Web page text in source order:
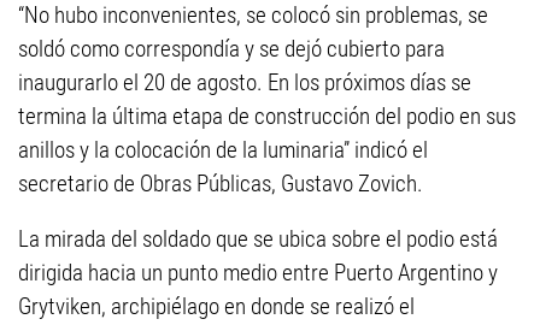
“No hubo inconvenientes, se colocó sin problemas, se
soldó como correspondía y se dejó cubierto para
inaugurarlo el 20 de agosto. En los próximos días se
termina la última etapa de construcción del podio en sus
anillos y la colocación de la luminaria” indicó el
secretario de Obras Públicas, Gustavo Zovich.
La mirada del soldado que se ubica sobre el podio está
dirigida hacia un punto medio entre Puerto Argentino y
Grytviken, archipiélago en donde se realizó el